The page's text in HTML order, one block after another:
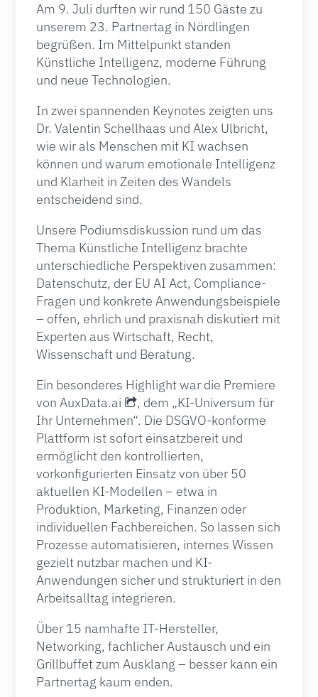
Am 9. Juli durften wir rund 150 Gäste zu
unserem 23. Partnertag in Nördlingen
begrüßen. Im Mittelpunkt standen
Künstliche Intelligenz, moderne Führung
und neue Technologien.
In zwei spannenden Keynotes zeigten uns
Dr. Valentin Schellhaas und Alex Ulbricht,
wie wir als Menschen mit KI wachsen
können und warum emotionale Intelligenz
und Klarheit in Zeiten des Wandels
entscheidend sind.
Unsere Podiumsdiskussion rund um das
Thema Künstliche Intelligenz brachte
unterschiedliche Perspektiven zusammen:
Datenschutz, der EU AI Act, Compliance-
Fragen und konkrete Anwendungsbeispiele
– offen, ehrlich und praxisnah diskutiert mit
Experten aus Wirtschaft, Recht,
Wissenschaft und Beratung.
Ein besonderes Highlight war die Premiere
von AuxData.ai
, dem „KI-Universum für
Ihr Unternehmen“. Die DSGVO-konforme
Plattform ist sofort einsatzbereit und
ermöglicht den kontrollierten,
vorkonfigurierten Einsatz von über 50
aktuellen KI-Modellen – etwa in
Produktion, Marketing, Finanzen oder
individuellen Fachbereichen. So lassen sich
Prozesse automatisieren, internes Wissen
gezielt nutzbar machen und KI-
Anwendungen sicher und strukturiert in den
Arbeitsalltag integrieren.
Über 15 namhafte IT-Hersteller,
Networking, fachlicher Austausch und ein
Grillbuffet zum Ausklang – besser kann ein
Partnertag kaum enden.